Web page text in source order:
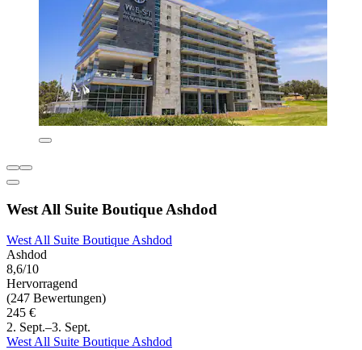
West All Suite Boutique Ashdod
West All Suite Boutique Ashdod
Ashdod
8,6/10
Hervorragend
(247 Bewertungen)
245 €
2. Sept.–3. Sept.
West All Suite Boutique Ashdod